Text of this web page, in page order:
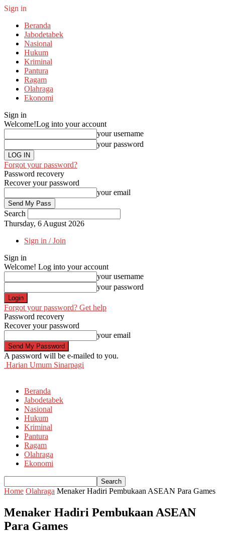
Sign in
Beranda
Jabodetabek
Nasional
Hukum
Kriminal
Pantura
Ragam
Olahraga
Ekonomi
Sign in
Welcome!Log into your account
your username
your password
Forgot your password?
Password recovery
Recover your password
your email
Search
Thursday, 6 August 2026
Sign in / Join
Sign in
Welcome! Log into your account
your username
your password
Forgot your password? Get help
Password recovery
Recover your password
your email
A password will be e-mailed to you.
Harian Umum Sinarpagi
Beranda
Jabodetabek
Nasional
Hukum
Kriminal
Pantura
Ragam
Olahraga
Ekonomi
Home Olahraga Menaker Hadiri Pembukaan ASEAN Para Games
Menaker Hadiri Pembukaan ASEAN
Para Games